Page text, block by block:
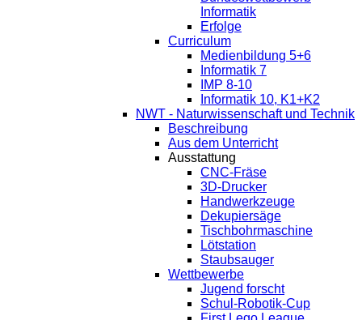
Informatik
Erfolge
Curriculum
Medienbildung 5+6
Informatik 7
IMP 8-10
Informatik 10, K1+K2
NWT - Naturwissenschaft und Technik
Beschreibung
Aus dem Unterricht
Ausstattung
CNC-Fräse
3D-Drucker
Handwerkzeuge
Dekupiersäge
Tischbohrmaschine
Lötstation
Staubsauger
Wettbewerbe
Jugend forscht
Schul-Robotik-Cup